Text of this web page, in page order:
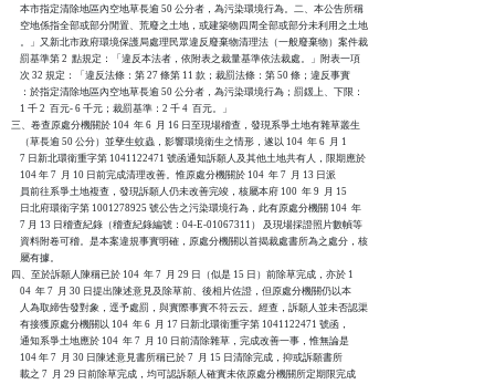
    本市指定清除地區內空地草長逾 50 公分者，為污染環境行為。二、本公告所稱
    空地係指全部或部分閒置、荒廢之土地，或建築物四周全部或部分未利用之土地
    。」又新北市政府環境保護局處理民眾違反廢棄物清理法（一般廢棄物）案件裁
    罰基準第 2  點規定：「違反本法者，依附表之裁量基準依法裁處。」附表一項
    次 32 規定：「違反法條：第 27 條第 11 款；裁罰法條：第 50 條；違反事實
    ：於指定清除地區內空地草長逾 50 公分者，為污染環境行為；罰鍰上、下限：
    1 千 2  百元- 6 千元；裁罰基準：2 千 4  百元。」
三、卷查原處分機關於 104  年 6  月 16 日至現場稽查，發現系爭土地有雜草叢生
    （草長逾 50 公分）並孳生蚊蟲，影響環境衛生之情形，遂以 104  年 6  月 1
    7 日新北環衛重字第 1041122471 號函通知訴願人及其他土地共有人，限期應於
    104 年 7  月 10 日前完成清理改善。惟原處分機關於 104  年 7  月 13 日派
    員前往系爭土地複查，發現訴願人仍未改善完竣，核屬本府 100  年 9  月 15
    日北府環衛字第 1001278925 號公告之污染環境行為，此有原處分機關 104  年
    7 月 13 日稽查紀錄（稽查紀錄編號：04-E-01067311） 及現場採證照片數幀等
    資料附卷可稽。是本案違規事實明確，原處分機關以首揭裁處書所為之處分，核
    屬有據。
四、至於訴願人陳稱已於 104  年 7  月 29 日（似是 15 日）前除草完成，亦於 1
    04  年 7  月 30 日提出陳述意見及除草前、後相片佐證，但原處分機關仍以本
    人為取締告發對象，逕予處罰，與實際事實不符云云。經查，訴願人並未否認渠
    有接獲原處分機關以 104  年 6  月 17 日新北環衛重字第 1041122471 號函，
    通知系爭土地應於 104  年 7  月 10 日前清除雜草，完成改善一事，惟無論是
    104 年 7  月 30 日陳述意見書所稱已於 7  月 15 日清除完成，抑或訴願書所
    載之 7  月 29 日前除草完成，均可認訴願人確實未依原處分機關所定期限完成